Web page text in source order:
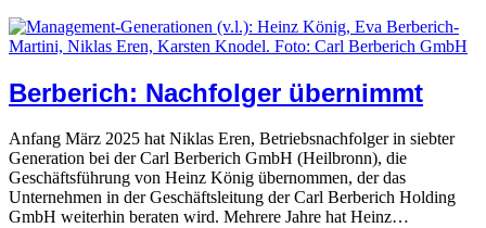
Berberich: Nachfolger übernimmt
Anfang März 2025 hat Niklas Eren, Betriebsnachfolger in siebter
Generation bei der Carl Berberich GmbH (Heilbronn), die
Geschäftsführung von Heinz König übernommen, der das
Unternehmen in der Geschäftsleitung der Carl Berberich Holding
GmbH weiterhin beraten wird. Mehrere Jahre hat Heinz…